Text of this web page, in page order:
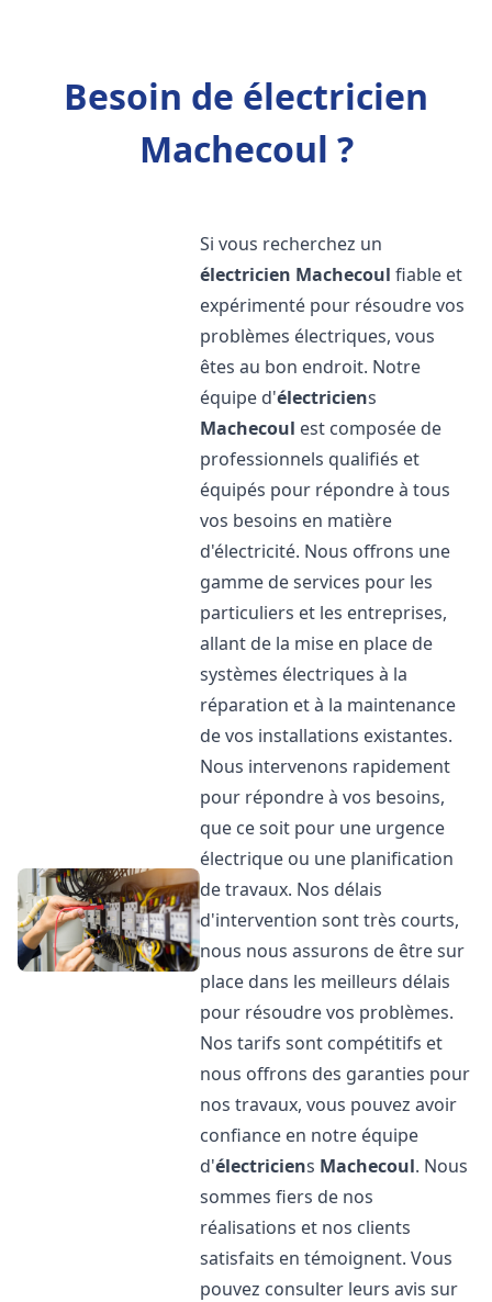
Besoin de électricien
Machecoul ?
Si vous recherchez un
électricien Machecoul fiable et
expérimenté pour résoudre vos
problèmes électriques, vous
êtes au bon endroit. Notre
équipe d'électriciens
Machecoul est composée de
professionnels qualifiés et
équipés pour répondre à tous
vos besoins en matière
d'électricité. Nous offrons une
gamme de services pour les
particuliers et les entreprises,
allant de la mise en place de
systèmes électriques à la
réparation et à la maintenance
de vos installations existantes.
Nous intervenons rapidement
pour répondre à vos besoins,
que ce soit pour une urgence
électrique ou une planification
de travaux. Nos délais
d'intervention sont très courts,
nous nous assurons de être sur
place dans les meilleurs délais
pour résoudre vos problèmes.
Nos tarifs sont compétitifs et
nous offrons des garanties pour
nos travaux, vous pouvez avoir
confiance en notre équipe
d'électriciens Machecoul. Nous
sommes fiers de nos
réalisations et nos clients
satisfaits en témoignent. Vous
pouvez consulter leurs avis sur